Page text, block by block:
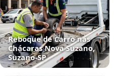
Reboque de Carro nas
Chácaras Nova Suzano,
Suzano‑SP